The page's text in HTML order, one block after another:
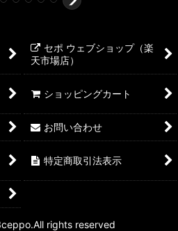
セポ ウェブショップ（楽
天市場店）
ショッピングカート
お問い合わせ
特定商取引法表示
rights reserved